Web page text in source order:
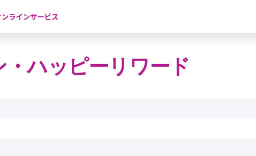
ラインサービス
・ハッピーリワード